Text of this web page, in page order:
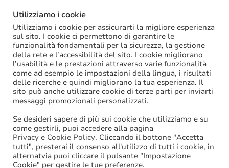
ULTIME NOTIZIE
Decreto PA: nella versione definitiva salta il
chiarimento sul trattamento economico
spettante durante le ferie
La soppressione dei vecchi tetti di spesa
offre più margini anche per l’aumento del
ACCRUAL: come si registrano i
trasferimenti vincolati per investimenti
riscossi prima del 2025?
Oggi in Cdm il nuovo “Decreto PA”: molte
le novità di interesse per gli enti locali
Utilizziamo i cookie
Utilizziamo i cookie per assicurarti la migliore esperienza
sul sito. I cookie ci permettono di garantire le
funzionalità fondamentali per la sicurezza, la gestione
della rete e l’accessibilità del sito. I cookie migliorano
l’usabilità e le prestazioni attraverso varie funzionalità
come ad esempio le impostazioni della lingua, i risultati
delle ricerche e quindi migliorano la tua esperienza. Il
sito può anche utilizzare cookie di terze parti per inviarti
messaggi promozionali personalizzati.
Se desideri sapere di più sui cookie che utilizziamo e su
come gestirli, puoi accedere alla pagina
Privacy e Cookie Policy. Cliccando il bottone "Accetta
tutti", presterai il consenso all'utilizzo di tutti i cookie, in
alternatvia puoi cliccare il pulsante "Impostazione
Cookie" per gestire le tue preferenze.